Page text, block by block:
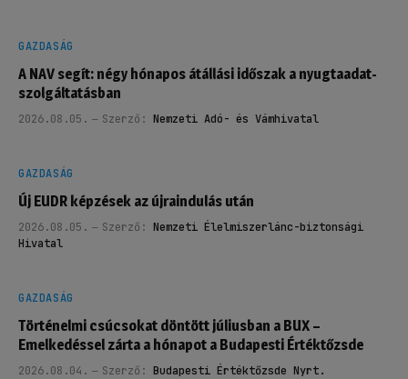
GAZDASÁG
A NAV segít: négy hónapos átállási időszak a nyugtaadat-
szolgáltatásban
2026.08.05. Szerző: Nemzeti Adó- és Vámhivatal
GAZDASÁG
Új EUDR képzések az újraindulás után
2026.08.05. Szerző: Nemzeti Élelmiszerlánc-biztonsági
Hivatal
GAZDASÁG
Történelmi csúcsokat döntött júliusban a BUX –
Emelkedéssel zárta a hónapot a Budapesti Értéktőzsde
2026.08.04. Szerző: Budapesti Értéktőzsde Nyrt.